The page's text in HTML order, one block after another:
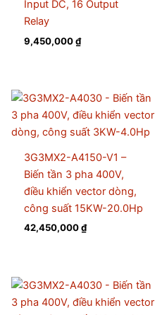
Input DC, 16 Output
Relay
9,450,000₫
3G3MX2-A4150-V1 –
Biến tần 3 pha 400V,
điều khiển vector dòng,
công suất 15KW-20.0Hp
42,450,000₫